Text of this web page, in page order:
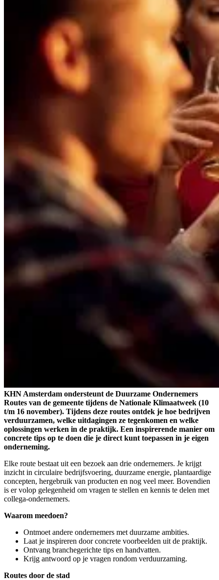
KHN Amsterdam ondersteunt de Duurzame Ondernemers
Routes van de gemeente tijdens de Nationale Klimaatweek (10
t/m 16 november). Tijdens deze routes ontdek je hoe bedrijven
verduurzamen, welke uitdagingen ze tegenkomen en welke
oplossingen werken in de praktijk. Een inspirerende manier om
concrete tips op te doen die je direct kunt toepassen in je eigen
onderneming.
Elke route bestaat uit een bezoek aan drie ondernemers. Je krijgt
inzicht in circulaire bedrijfsvoering, duurzame energie, plantaardige
concepten, hergebruik van producten en nog veel meer. Bovendien
is er volop gelegenheid om vragen te stellen en kennis te delen met
collega-ondernemers.
Waarom meedoen?
Ontmoet andere ondernemers met duurzame ambities.
Laat je inspireren door concrete voorbeelden uit de praktijk.
Ontvang branchegerichte tips en handvatten.
Krijg antwoord op je vragen rondom verduurzaming.
Routes door de stad